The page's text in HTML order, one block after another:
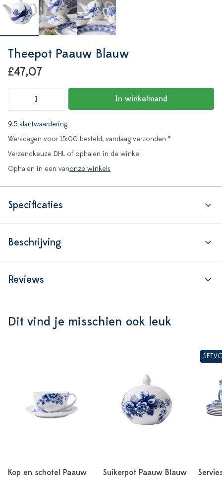
Theepot Paauw Blauw
£47,07
In winkelmand
9.5 klantwaardering
Werkdagen voor 15:00 besteld, vandaag verzonden *
Verzendkeuze DHL of ophalen in de winkel
Ophalen in een vanonze winkels
Specificaties
Beschrijving
Reviews
Dit vind je misschien ook leuk
Kop en schotel Paauw
Suikerpot Paauw Blauw